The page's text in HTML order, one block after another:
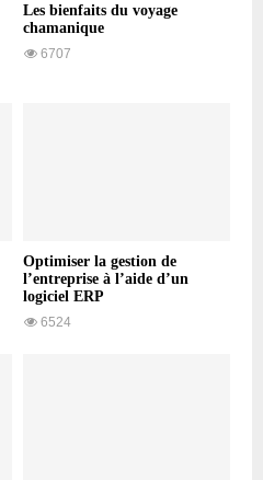
Les bienfaits du voyage
chamanique
6707
Optimiser la gestion de
l’entreprise à l’aide d’un
logiciel ERP
6524